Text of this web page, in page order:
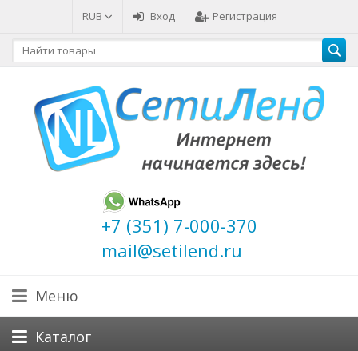
RUB Вход Регистрация
+7 (351) 7-000-370
mail@setilend.ru
Меню
Каталог